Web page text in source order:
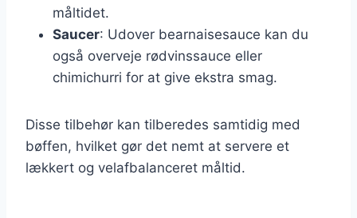
måltidet.
Saucer: Udover bearnaisesauce kan du
også overveje rødvinssauce eller
chimichurri for at give ekstra smag.
Disse tilbehør kan tilberedes samtidig med
bøffen, hvilket gør det nemt at servere et
lækkert og velafbalanceret måltid.